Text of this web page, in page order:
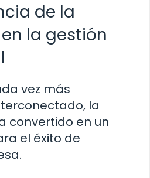
de la
la gestión
vez más
la
convertido en un
el éxito de